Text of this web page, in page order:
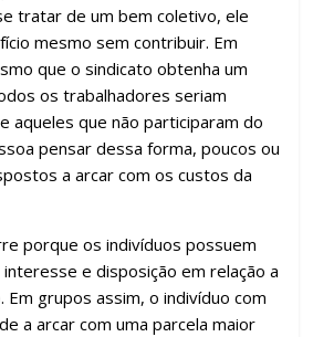
tratar de um bem coletivo, ele
mesmo sem contribuir. Em
que o sindicato obtenha um
os trabalhadores seriam
aqueles que não participaram do
pensar dessa forma, poucos ou
a arcar com os custos da
porque os indivíduos possuem
e disposição em relação a
grupos assim, o indivíduo com
a arcar com uma parcela maior